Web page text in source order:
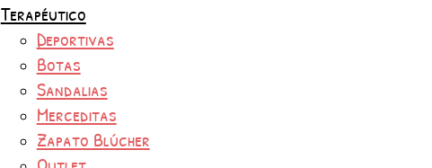
Terapéutico
Deportivas
Botas
Sandalias
Merceditas
Zapato Blúcher